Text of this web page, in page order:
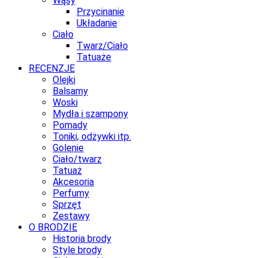
Przycinanie
Układanie
Ciało
Twarz/Ciało
Tatuaże
RECENZJE
Olejki
Balsamy
Woski
Mydła i szampony
Pomady
Toniki, odżywki itp.
Golenie
Ciało/twarz
Tatuaż
Akcesoria
Perfumy
Sprzęt
Zestawy
O BRODZIE
Historia brody
Style brody